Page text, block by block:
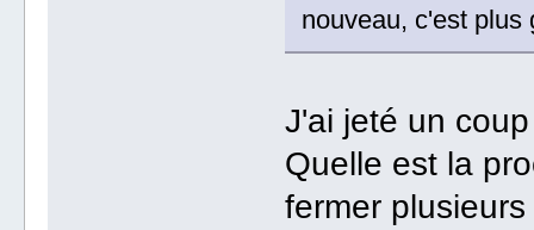
nouveau, c'est
J'ai jeté un
Quelle est la
fermer